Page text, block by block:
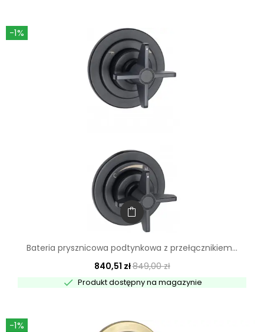
-1%
Bateria prysznicowa podtynkowa z przełącznikiem...
840,51 zł849,00 zł
 Produkt dostępny na magazynie
-1%